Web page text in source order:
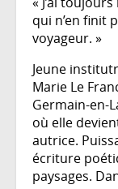
qui n’en finit
voyageur. »
Jeune
Marie Le
Germain-en-
où elle
autrice.
écriture
paysages.